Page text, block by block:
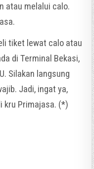
atau melalui calo.
tiket lewat calo atau
di Terminal Bekasi,
Silakan langsung
Jadi, ingat ya,
kru Primajasa. (*)